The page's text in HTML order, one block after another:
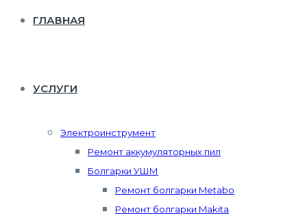
ГЛАВНАЯ
УСЛУГИ
Электроинструмент
Ремонт аккумуляторных пил
Болгарки УШМ
Ремонт болгарки Metabo
Ремонт болгарки Makita